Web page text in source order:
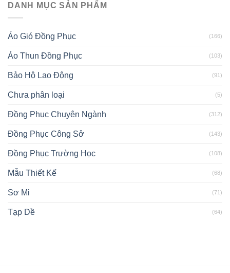
DANH MỤC SẢN PHẨM
Áo Gió Đồng Phục (166)
Áo Thun Đồng Phục (103)
Bảo Hộ Lao Động (91)
Chưa phân loại (5)
Đồng Phục Chuyên Ngành (312)
Đồng Phục Công Sở (143)
Đồng Phục Trường Học (108)
Mẫu Thiết Kế (68)
Sơ Mi (71)
Tạp Dề (64)